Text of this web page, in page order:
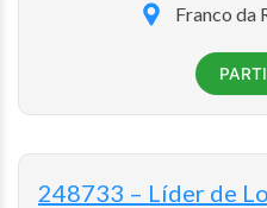
Franco da
248733 – Líder de